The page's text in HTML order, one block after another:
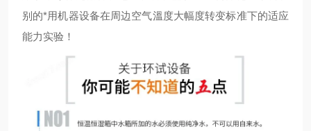
别的*用机器设备在周边空气溫度大幅度转变标准下的适应
能力实验！